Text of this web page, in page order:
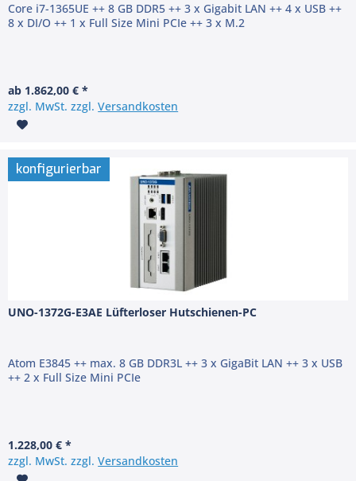
Core i7-1365UE ++ 8 GB DDR5 ++ 3 x Gigabit LAN ++ 4 x USB ++
8 x DI/O ++ 1 x Full Size Mini PCIe ++ 3 x M.2
ab 1.862,00 € *
zzgl. MwSt. zzgl.Versandkosten
konfigurierbar
UNO-1372G-E3AE Lüfterloser Hutschienen-PC
Atom E3845 ++ max. 8 GB DDR3L ++ 3 x GigaBit LAN ++ 3 x USB
++ 2 x Full Size Mini PCIe
1.228,00 € *
zzgl. MwSt. zzgl.Versandkosten